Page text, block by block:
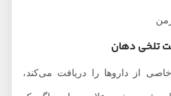
دهان
داروها را دریافت می‌کند،